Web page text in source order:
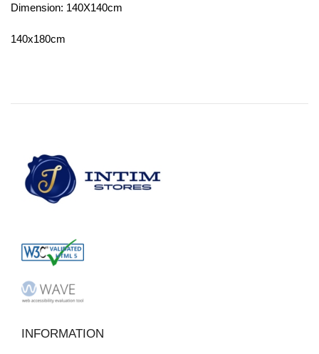
Dimension: 140X140cm
140x180cm
INFORMATION